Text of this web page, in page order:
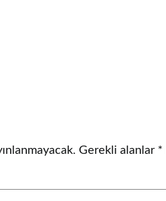
Gerekli alanlar *